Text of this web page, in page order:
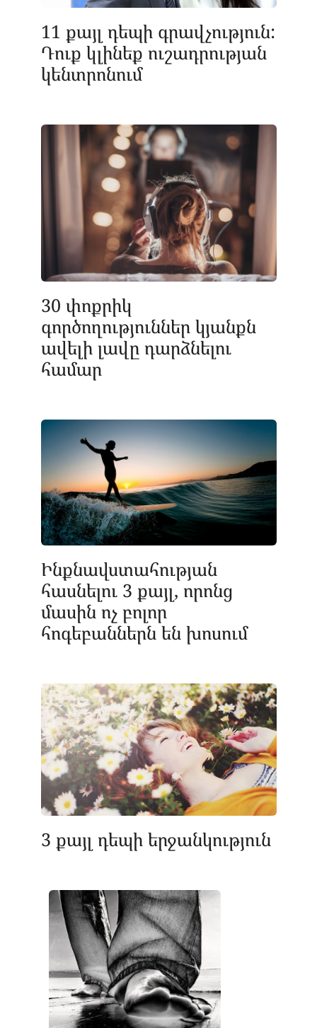
11 քայլ դեպի գրավչություն:
Դուք կլինեք ուշադրության
կենտրոնում
30 փոքրիկ
գործողություններ կյանքն
ավելի լավը դարձնելու
համար
Ինքնավստահության
հասնելու 3 քայլ, որոնց
մասին ոչ բոլոր
հոգեբաններն են խոսում
3 քայլ դեպի երջանկություն